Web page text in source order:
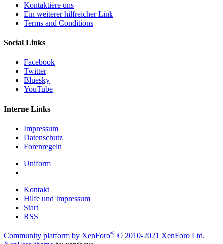
Kontaktiere uns
Ein weiterer hilfreicher Link
Terms and Conditions
Social Links
Facebook
Twitter
Bluesky
YouTube
Interne Links
Impressum
Datenschutz
Forenregeln
Uniform
Kontakt
Hilfe und Impressum
Start
RSS
Community platform by XenForo® © 2010-2021 XenForo Ltd.